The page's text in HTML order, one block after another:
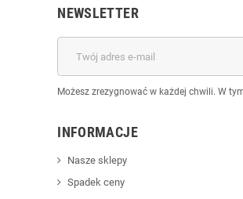
NEWSLETTER
Możesz zrezygnować w każdej chwili. W
INFORMACJE
Nasze sklepy
Spadek ceny